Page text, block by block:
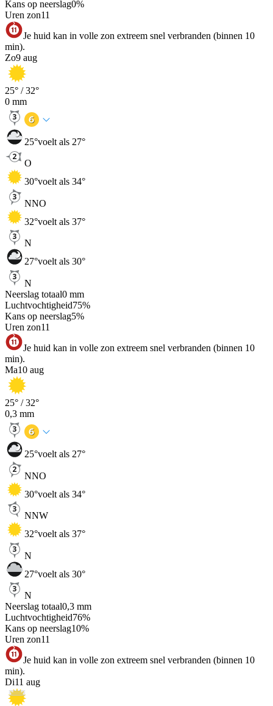
Kans op neerslag0%
Uren zon11
Je huid kan in volle zon extreem snel verbranden (binnen 10
min).
Zo9 aug
25° /32°
0 mm
25°voelt als 27°
O
30°voelt als 34°
NNO
32°voelt als 37°
N
27°voelt als 30°
N
Neerslag totaal0 mm
Luchtvochtigheid75%
Kans op neerslag5%
Uren zon11
Je huid kan in volle zon extreem snel verbranden (binnen 10
min).
Ma10 aug
25° /32°
0,3 mm
25°voelt als 27°
NNO
30°voelt als 34°
NNW
32°voelt als 37°
N
27°voelt als 30°
N
Neerslag totaal0,3 mm
Luchtvochtigheid76%
Kans op neerslag10%
Uren zon11
Je huid kan in volle zon extreem snel verbranden (binnen 10
min).
Di11 aug